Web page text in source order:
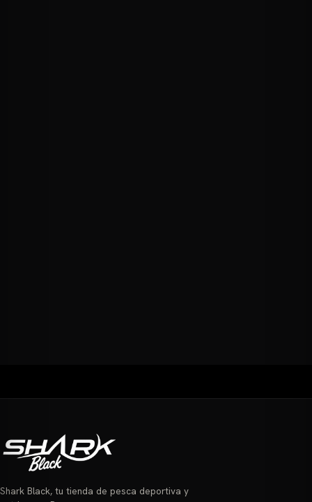
Shark Black, tu tienda de pesca deportiva y